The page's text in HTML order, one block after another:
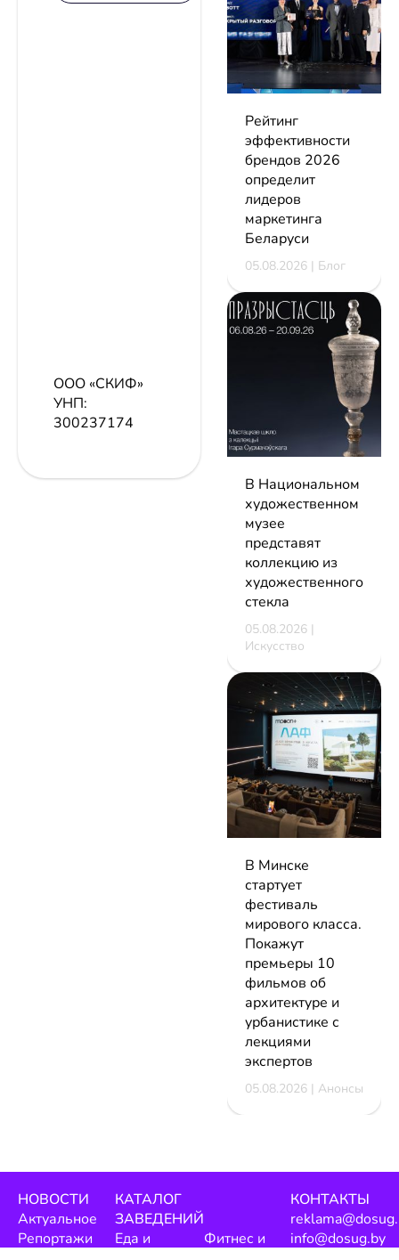
ООО «СКИФ»
УНП:
300237174
Рейтинг
эффективности
брендов 2026
определит
лидеров
маркетинга
Беларуси
05.08.2026 | Блог
В Национальном
художественном
музее
представят
коллекцию из
художественного
стекла
05.08.2026 |
Искусство
В Минске
стартует
фестиваль
мирового класса.
Покажут
премьеры 10
фильмов об
архитектуре и
урбанистике с
лекциями
экспертов
05.08.2026 | Анонсы
НОВОСТИ
Актуальное
Репортажи
КАТАЛОГ
ЗАВЕДЕНИЙ
Еда и
Фитнес и
КОНТАКТЫ
info@dosug.by